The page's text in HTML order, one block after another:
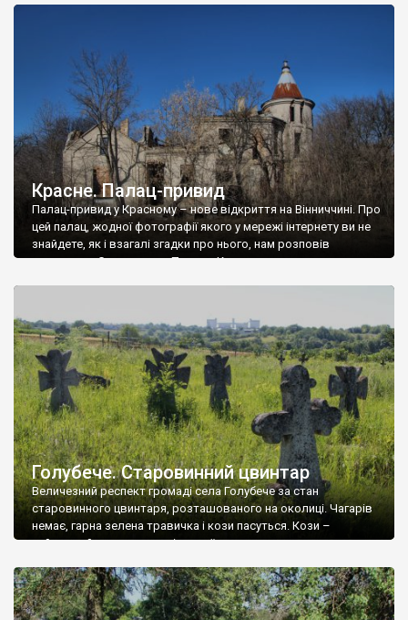
Красне. Палац-привид
Палац-привид у Красному – нове відкриття на Вінниччині. Про
цей палац, жодної фотографії якого у мережі інтернету ви не
знайдете, як і взагалі згадки про нього, нам розповів
мешканець Самгородка. Палац у Красному вразив не лише
Голубече. Старовинний цвинтар
Величезний респект громаді села Голубече за стан
старовинного цвинтаря, розташованого на околиці. Чагарів
немає, гарна зелена травичка і кози пасуться. Кози –
найкращий регулятор шкідливої, для старих кладовищ,
бруньками, кози ті бруньки обгризають, бо то улюблений
делікатес. На цвинтарі у Голубечому ціла колекція
різноманітних форм хрестів. Село відносно невелике, […]